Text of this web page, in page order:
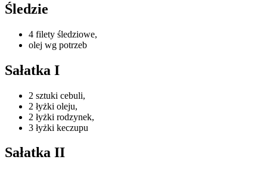
Śledzie
4 filety śledziowe,
olej wg potrzeb
Sałatka I
2 sztuki cebuli,
2 łyżki oleju,
2 łyżki rodzynek,
3 łyżki keczupu
Sałatka II